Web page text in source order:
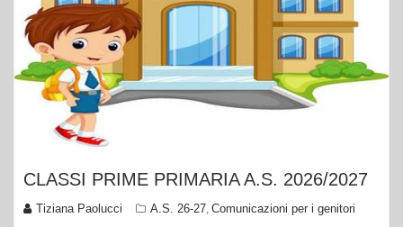
CLASSI PRIME PRIMARIA A.S. 2026/2027
Tiziana Paolucci A.S. 26-27, Comunicazioni per i genitori